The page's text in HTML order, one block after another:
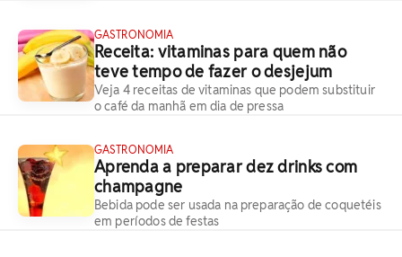
GASTRONOMIA
Receita: vitaminas para quem não
teve tempo de fazer o desjejum
Veja 4 receitas de vitaminas que podem substituir
o café da manhã em dia de pressa
GASTRONOMIA
Aprenda a preparar dez drinks com
champagne
Bebida pode ser usada na preparação de coquetéis
em períodos de festas